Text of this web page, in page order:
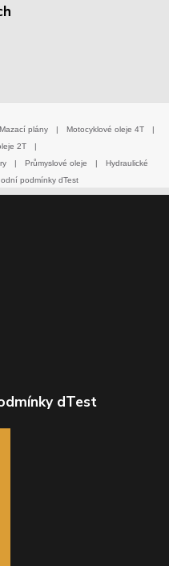
Mazací plány Motocyklové oleje 4T
2T
Průmyslové oleje
Hydraulické
podmínky dTest
dTest